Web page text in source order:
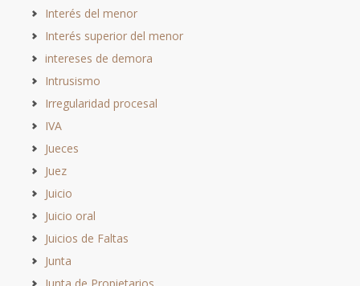
Interés del menor
Interés superior del menor
intereses de demora
Intrusismo
Irregularidad procesal
IVA
Jueces
Juez
Juicio
Juicio oral
Juicios de Faltas
Junta